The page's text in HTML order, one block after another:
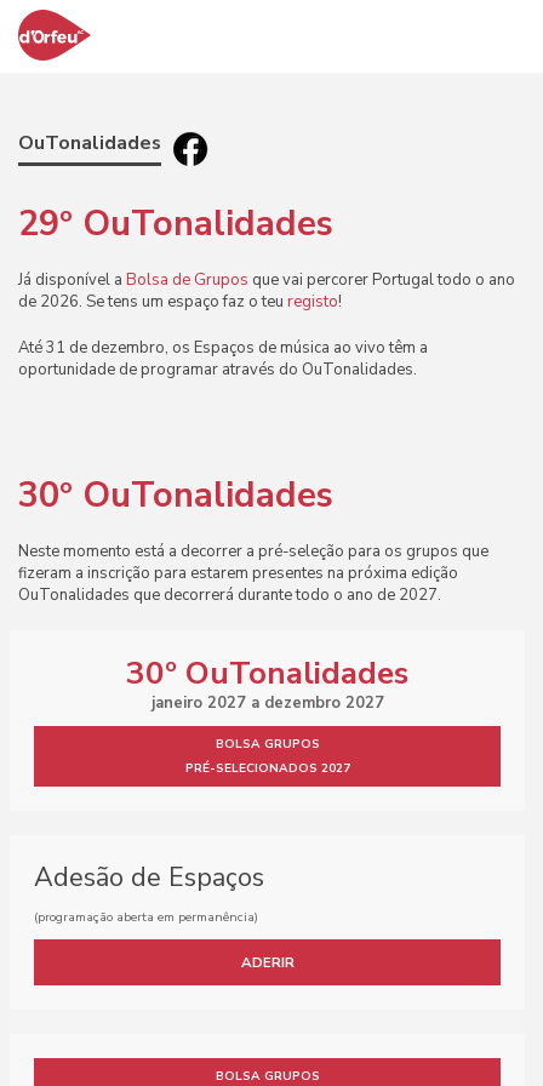
OuTonalidades
29º OuTonalidades
Já disponível a Bolsa de Grupos que vai percorer Portugal todo o ano
de 2026. Se tens um espaço faz o teu registo!
Até 31 de dezembro, os Espaços de música ao vivo têm a
oportunidade de programar através do OuTonalidades.
30º OuTonalidades
Neste momento está a decorrer a pré-seleção para os grupos que
fizeram a inscrição para estarem presentes na próxima edição
OuTonalidades que decorrerá durante todo o ano de 2027.
30º OuTonalidades
janeiro 2027 a dezembro 2027
BOLSA GRUPOS
PRÉ-SELECIONADOS 2027
Adesão de Espaços
(programação aberta em permanência)
ADERIR
BOLSA GRUPOS